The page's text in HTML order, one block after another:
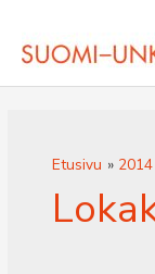
sisältöön
Etusivu 2014